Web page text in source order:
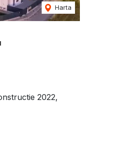
Harta
2022,